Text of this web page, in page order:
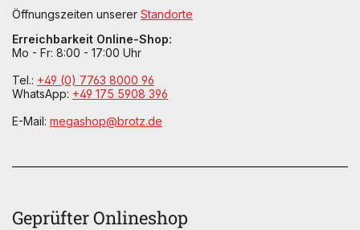
Öffnungszeiten unserer Standorte
Erreichbarkeit Online-Shop:
Mo - Fr: 8:00 - 17:00 Uhr
Tel.: +49 (0) 7763 8000 96
WhatsApp: +49 175 5908 396
E-Mail: megashop@brotz.de
Geprüfter Onlineshop